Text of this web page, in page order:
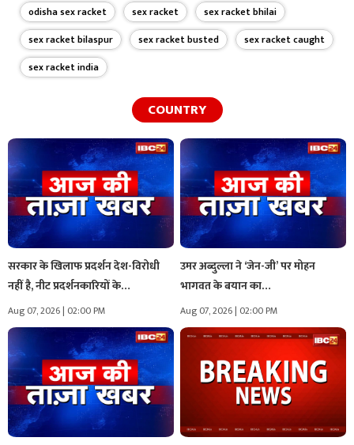
odisha sex racket
sex racket
sex racket bhilai
sex racket bilaspur
sex racket busted
sex racket caught
sex racket india
COUNTRY
सरकार के खिलाफ प्रदर्शन देश-विरोधी
नहीं है, नीट प्रदर्शनकारियों के…
Aug 07, 2026 | 02:00 PM
उमर अब्दुल्ला ने ‘जेन-जी’ पर मोहन
भागवत के बयान का…
Aug 07, 2026 | 02:00 PM